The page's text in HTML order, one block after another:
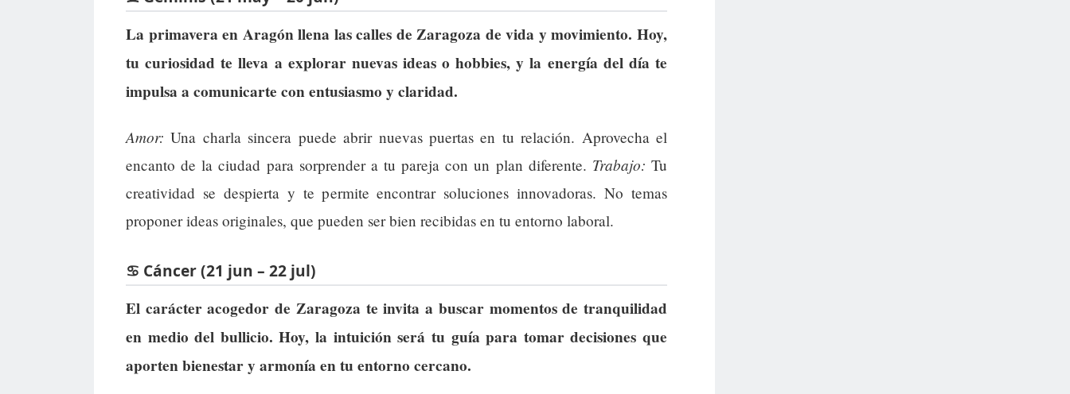
La primavera en Aragón llena las calles de Zaragoza de vida y movimiento. Hoy,
tu curiosidad te lleva a explorar nuevas ideas o hobbies, y la energía del día te
impulsa a comunicarte con entusiasmo y claridad.
Amor: Una charla sincera puede abrir nuevas puertas en tu relación. Aprovecha el
encanto de la ciudad para sorprender a tu pareja con un plan diferente. Trabajo: Tu
creatividad se despierta y te permite encontrar soluciones innovadoras. No temas
proponer ideas originales, que pueden ser bien recibidas en tu entorno laboral.
♋ Cáncer (21 jun – 22 jul)
El carácter acogedor de Zaragoza te invita a buscar momentos de tranquilidad
en medio del bullicio. Hoy, la intuición será tu guía para tomar decisiones que
aporten bienestar y armonía en tu entorno cercano.